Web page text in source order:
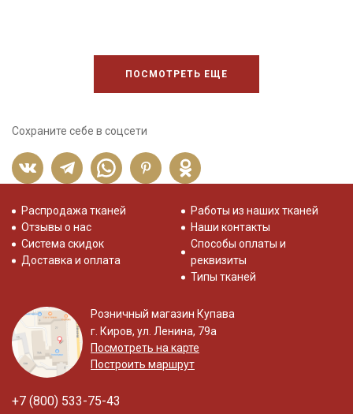
ПОСМОТРЕТЬ ЕЩЕ
Сохраните себе в соцсети
Распродажа тканей
Отзывы о нас
Система скидок
Доставка и оплата
Работы из наших тканей
Наши контакты
Способы оплаты и
реквизиты
Типы тканей
Розничный магазин Купава
г. Киров, ул. Ленина, 79а
Посмотреть на карте
Построить маршрут
+7 (800) 533-75-43